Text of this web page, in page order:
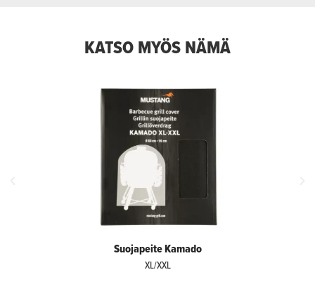
KATSO MYÖS NÄMÄ
Suojapeite Kamado
XL/XXL